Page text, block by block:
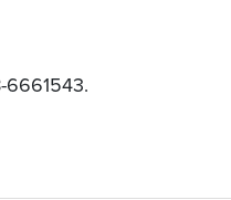
6661543.